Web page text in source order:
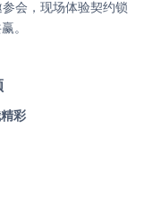
会，现场体验契约锁
。
精彩